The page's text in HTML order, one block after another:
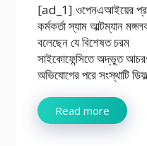
[ad_1] ওপেনএআইয়ের
কর্মকর্তা স্যাম আল্টম্যান
বলেছেন যে বিশেষত চরম
সাইকোফেন্সিতে অদ্ভুত
অভিযোগের পরে সংস্থাটি
Read more